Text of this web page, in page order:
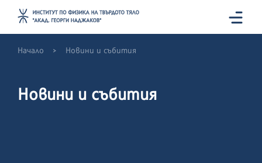
Начало > Новини и събития
Новини и събития